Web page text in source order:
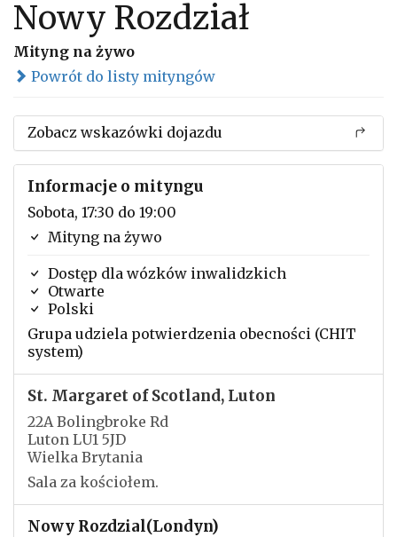
Nowy Rozdział
Mityng na żywo
Powrót do listy mityngów
Zobacz wskazówki dojazdu
Informacje o mityngu
Sobota, 17:30 do 19:00
Mityng na żywo
Dostęp dla wózków inwalidzkich
Otwarte
Polski
Grupa udziela potwierdzenia obecności (CHIT
system)
St. Margaret of Scotland, Luton
22A Bolingbroke Rd
Luton LU1 5JD
Wielka Brytania
Sala za kościołem.
Nowy Rozdzial(Londyn)